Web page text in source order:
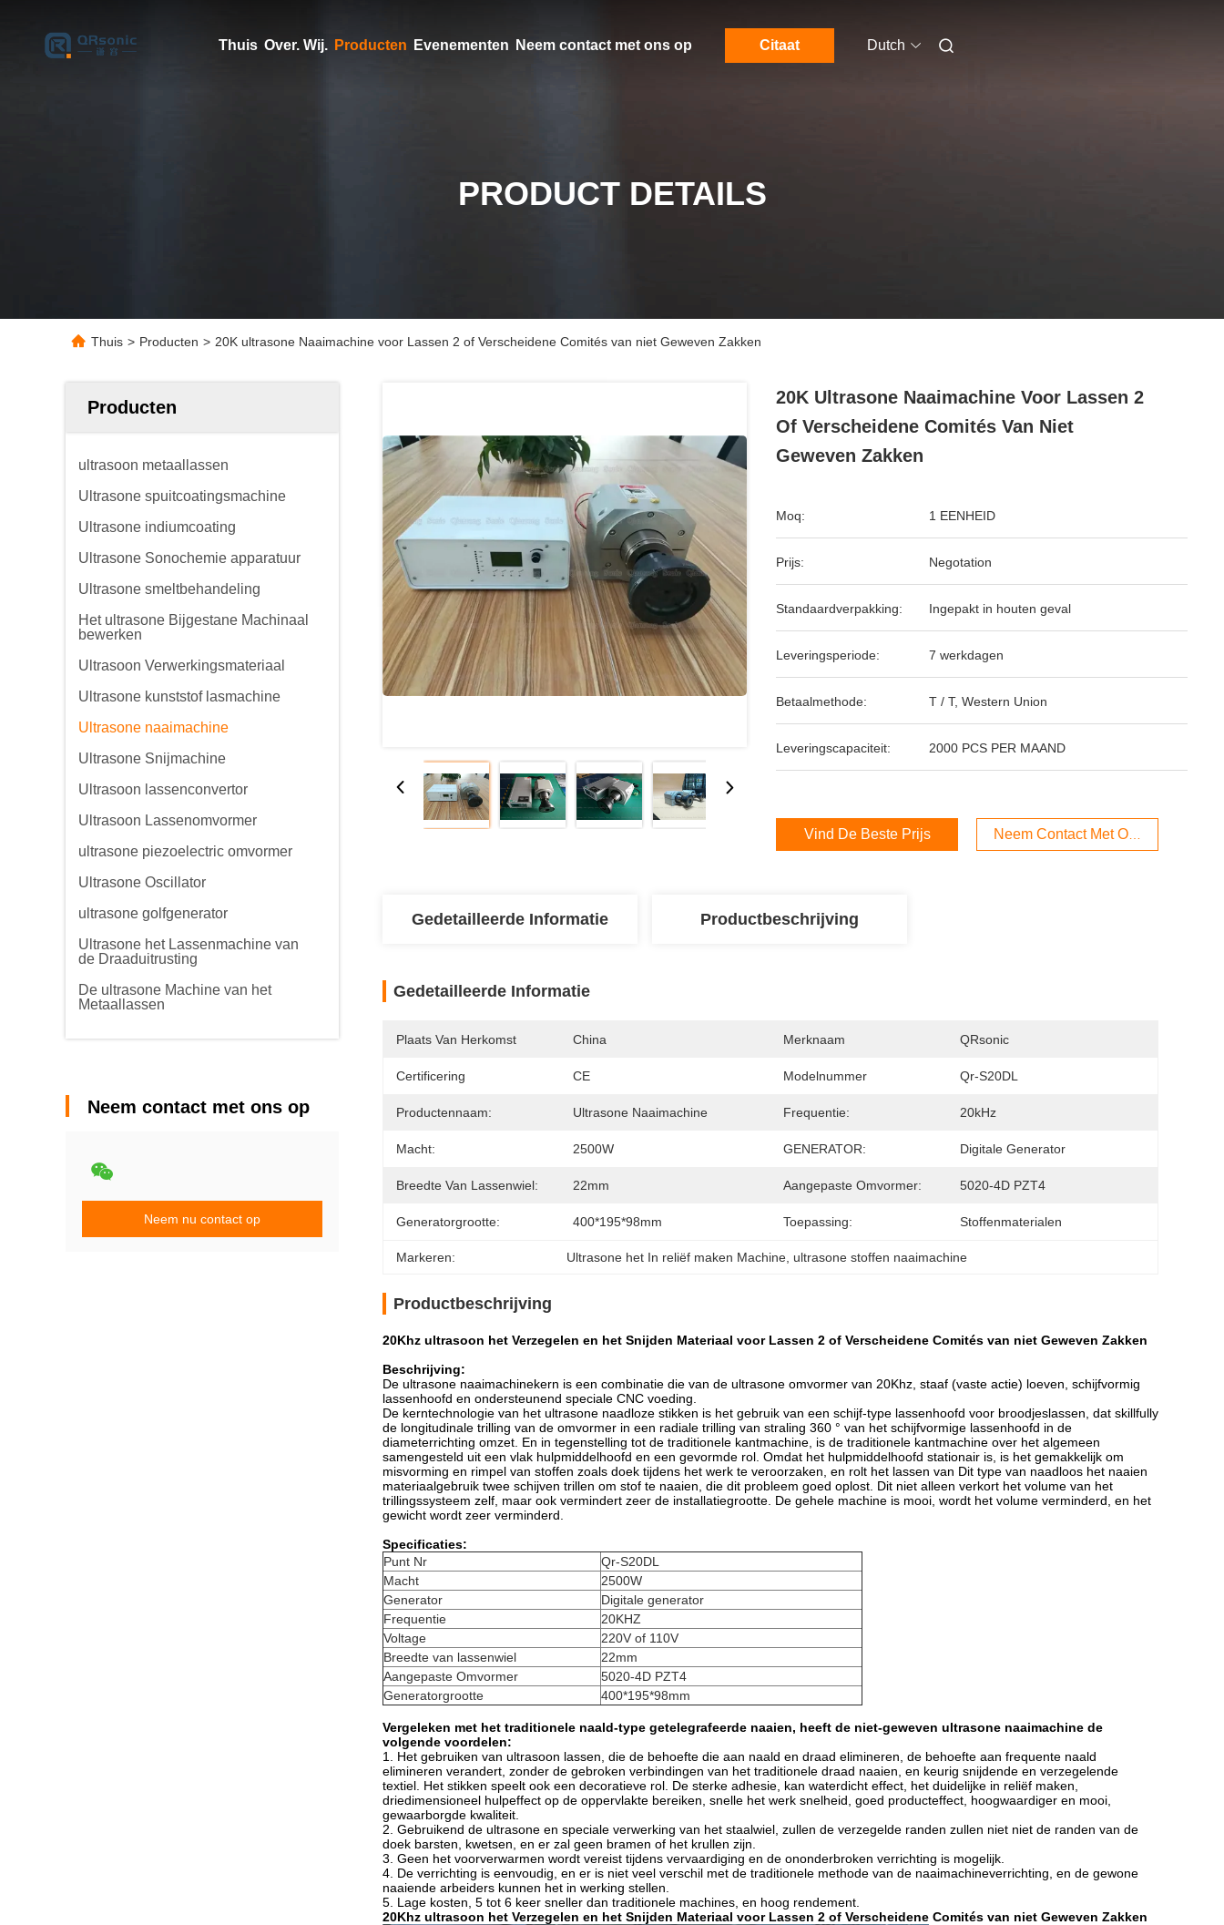
Thuis Over. Wij. Producten Evenementen Neem contact met ons op Citaat Dutch
PRODUCT DETAILS
Thuis > Producten > 20K ultrasone Naaimachine voor Lassen 2 of Verscheidene Comités van niet Geweven Zakken
Producten
ultrasoon metaallassen
Ultrasone spuitcoatingsmachine
Ultrasone indiumcoating
Ultrasone Sonochemie apparatuur
Ultrasone smeltbehandeling
Het ultrasone Bijgestane Machinaal
bewerken
Ultrasoon Verwerkingsmateriaal
Ultrasone kunststof lasmachine
Ultrasone naaimachine
Ultrasone Snijmachine
Ultrasoon lassenconvertor
Ultrasoon Lassenomvormer
ultrasone piezoelectric omvormer
Ultrasone Oscillator
ultrasone golfgenerator
Ultrasone het Lassenmachine van
de Draaduitrusting
De ultrasone Machine van het
Metaallassen
Neem contact met ons op
Neem nu contact op
20K Ultrasone Naaimachine Voor Lassen 2
Of Verscheidene Comités Van Niet
Geweven Zakken
Moq: 1 EENHEID
Prijs: Negotation
Standaardverpakking: Ingepakt in houten geval
Leveringsperiode: 7 werkdagen
Betaalmethode: T / T, Western Union
Leveringscapaciteit: 2000 PCS PER MAAND
Vind De Beste Prijs Neem Contact Met Ons Op
Gedetailleerde Informatie Productbeschrijving
Gedetailleerde Informatie
Plaats Van Herkomst China Merknaam QRsonic
Certificering CE Modelnummer Qr-S20DL
Productennaam: Ultrasone Naaimachine Frequentie: 20kHz
Macht: 2500W GENERATOR: Digitale Generator
Breedte Van Lassenwiel: 22mm Aangepaste Omvormer: 5020-4D PZT4
Generatorgrootte: 400*195*98mm Toepassing: Stoffenmaterialen
Markeren: Ultrasone het In reliëf maken Machine ultrasone stoffen naaimachine
Productbeschrijving
20Khz ultrasoon het Verzegelen en het Snijden Materiaal voor Lassen 2 of Verscheidene Comités van niet Geweven Zakken
Beschrijving:
De ultrasone naaimachinekern is een combinatie die van de ultrasone omvormer van 20Khz, staaf (vaste actie) loeven, schijfvormig
lassenhoofd en ondersteunend speciale CNC voeding.
De kerntechnologie van het ultrasone naadloze stikken is het gebruik van een schijf-type lassenhoofd voor broodjeslassen, dat skillfully
de longitudinale trilling van de omvormer in een radiale trilling van straling 360 ° van het schijfvormige lassenhoofd in de
diameterrichting omzet. En in tegenstelling tot de traditionele kantmachine, is de traditionele kantmachine over het algemeen
samengesteld uit een vlak hulpmiddelhoofd en een gevormde rol. Omdat het hulpmiddelhoofd stationair is, is het gemakkelijk om
misvorming en rimpel van stoffen zoals doek tijdens het werk te veroorzaken, en rolt het lassen van Dit type van naadloos het naaien
materiaalgebruik twee schijven trillen om stof te naaien, die dit probleem goed oplost. Dit niet alleen verkort het volume van het
trillingssysteem zelf, maar ook vermindert zeer de installatiegrootte. De gehele machine is mooi, wordt het volume verminderd, en het
gewicht wordt zeer verminderd.
Specificaties:
Punt Nr
Qr-S20DL
Macht
2500W
Generator
Digitale generator
Frequentie
20KHZ
Voltage
220V of 110V
Breedte van lassenwiel
22mm
Aangepaste Omvormer
5020-4D PZT4
Generatorgrootte
400*195*98mm
Vergeleken met het traditionele naald-type getelegrafeerde naaien, heeft de niet-geweven ultrasone naaimachine de
volgende voordelen:
1. Het gebruiken van ultrasoon lassen, die de behoefte die aan naald en draad elimineren, de behoefte aan frequente naald
elimineren verandert, zonder de gebroken verbindingen van het traditionele draad naaien, en keurig snijdende en verzegelende
textiel. Het stikken speelt ook een decoratieve rol. De sterke adhesie, kan waterdicht effect, het duidelijke in reliëf maken,
driedimensioneel hulpeffect op de oppervlakte bereiken, snelle het werk snelheid, goed producteffect, hoogwaardiger en mooi,
gewaarborgde kwaliteit.
2. Gebruikend de ultrasone en speciale verwerking van het staalwiel, zullen de verzegelde randen zullen niet niet de randen van de
doek barsten, kwetsen, en er zal geen bramen of het krullen zijn.
3. Geen het voorverwarmen wordt vereist tijdens vervaardiging en de ononderbroken verrichting is mogelijk.
4. De verrichting is eenvoudig, en er is niet veel verschil met de traditionele methode van de naaimachineverrichting, en de gewone
naaiende arbeiders kunnen het in werking stellen.
5. Lage kosten, 5 tot 6 keer sneller dan traditionele machines, en hoog rendement.
20Khz ultrasoon het Verzegelen en het Snijden Materiaal voor Lassen 2 of Verscheidene Comités van niet Geweven Zakken